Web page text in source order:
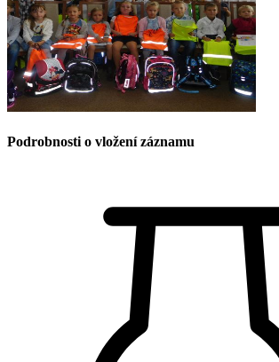
Podrobnosti o vložení záznamu